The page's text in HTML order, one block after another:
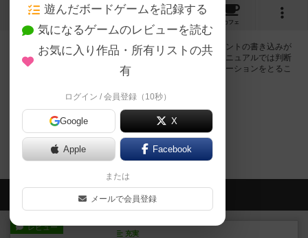
3 16
カフェ
ログインするとフィンスパンに関する掲示板の作成やコメントの書き込みが
出来るようになります。ルールの疑問やエラッタ情報、マニュアルでは判断
し辛い曖昧な表記等について会員同士で自由にコミュニケーションをとるこ
ログイン/無料会員登録
フィンスパンのトップに戻る
会員の新しい投稿
レビュー
充実
遊んだボードゲームを記録する
気になるゲームのレビューを読む
お気に入り作品・所有リストの共
有
ログイン / 会員登録（10秒）
Google X
Apple Facebook
または
メールで会員登録